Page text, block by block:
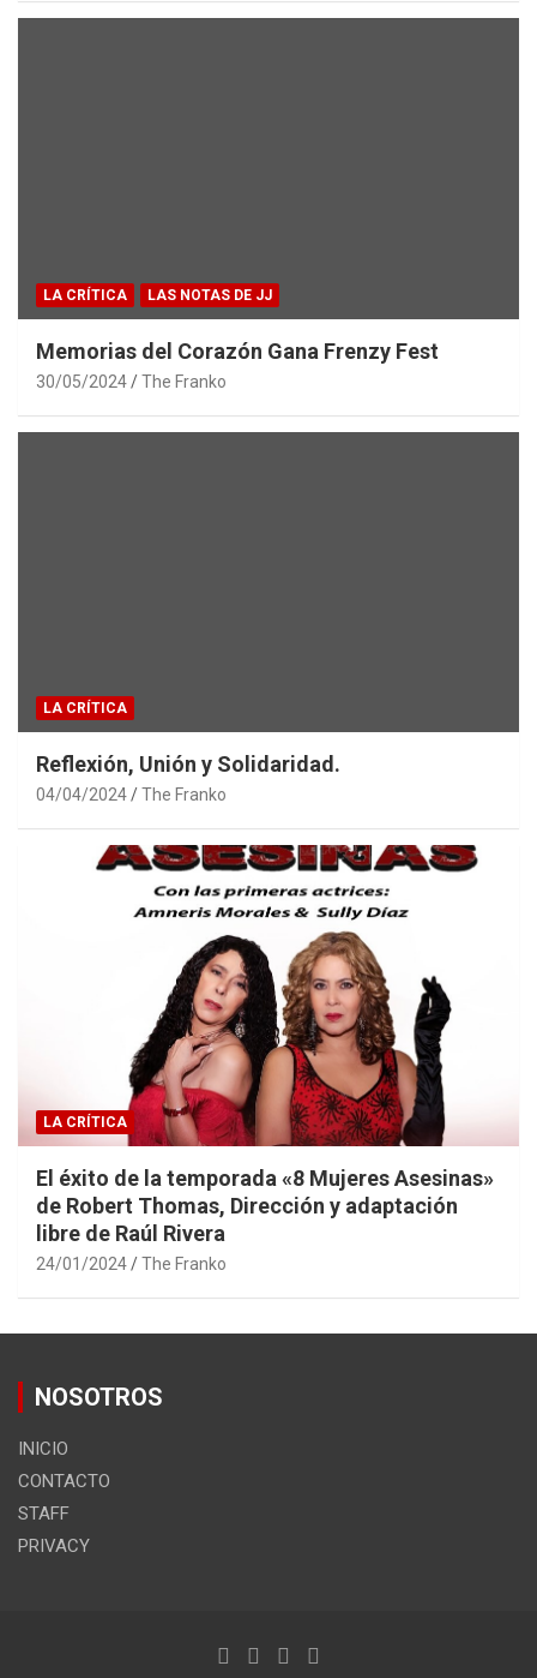
LA CRÍTICA LAS NOTAS DE JJ
Memorias del Corazón Gana Frenzy Fest
30/05/2024 The Franko
LA CRÍTICA
Reflexión, Unión y Solidaridad.
04/04/2024 The Franko
LA CRÍTICA
El éxito de la temporada «8 Mujeres Asesinas»
de Robert Thomas, Dirección y adaptación
libre de Raúl Rivera
24/01/2024 The Franko
NOSOTROS
INICIO
CONTACTO
STAFF
PRIVACY